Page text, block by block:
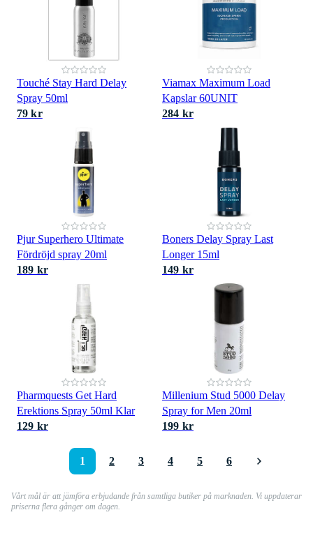
Touché Stay Hard Delay
Spray 50ml
79 kr
Viamax Maximum Load
Kapslar 60UNIT
284 kr
Pjur Superhero Ultimate
Fördröjd spray 20ml
189 kr
Boners Delay Spray Last
Longer 15ml
149 kr
Pharmquests Get Hard
Erektions Spray 50ml Klar
129 kr
Millenium Stud 5000 Delay
Spray for Men 20ml
199 kr
1 2 3 4 5 6
Vårt mål är att jämföra erbjudande från samtliga butiker på marknaden. Vi uppdaterar
priserna flera gånger om dagen.